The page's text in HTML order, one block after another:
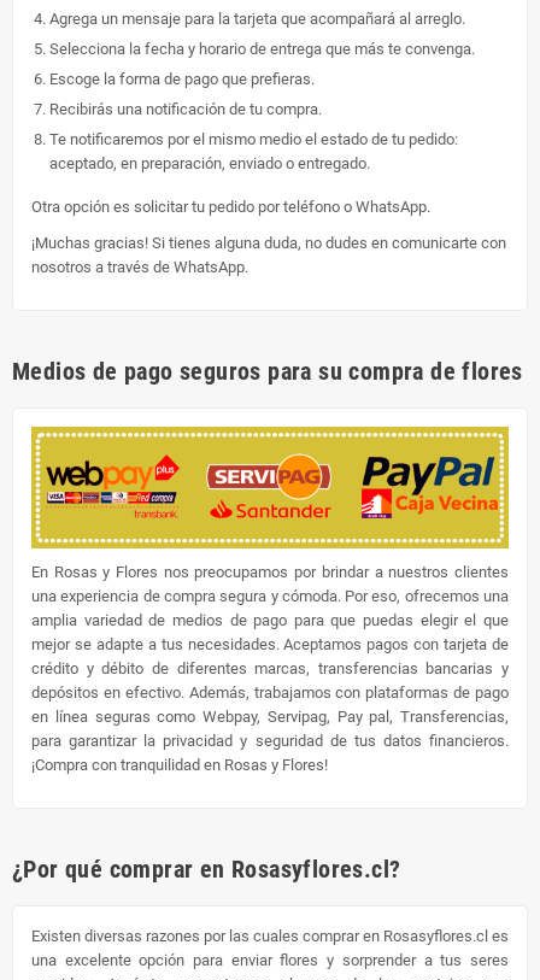
Agrega un mensaje para la tarjeta que acompañará al arreglo.
Selecciona la fecha y horario de entrega que más te convenga.
Escoge la forma de pago que prefieras.
Recibirás una notificación de tu compra.
Te notificaremos por el mismo medio el estado de tu pedido:
aceptado, en preparación, enviado o entregado.
Otra opción es solicitar tu pedido por teléfono o WhatsApp.
¡Muchas gracias! Si tienes alguna duda, no dudes en comunicarte con
nosotros a través de WhatsApp.
Medios de pago seguros para su compra de flores
En Rosas y Flores nos preocupamos por brindar a nuestros clientes
una experiencia de compra segura y cómoda. Por eso, ofrecemos una
amplia variedad de medios de pago para que puedas elegir el que
mejor se adapte a tus necesidades. Aceptamos pagos con tarjeta de
crédito y débito de diferentes marcas, transferencias bancarias y
depósitos en efectivo. Además, trabajamos con plataformas de pago
en línea seguras como Webpay, Servipag, Pay pal, Transferencias,
para garantizar la privacidad y seguridad de tus datos financieros.
¡Compra con tranquilidad en Rosas y Flores!
¿Por qué comprar en Rosasyflores.cl?
Existen diversas razones por las cuales comprar en Rosasyflores.cl es
una excelente opción para enviar flores y sorprender a tus seres